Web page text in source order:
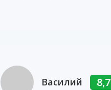
Василий 8,7